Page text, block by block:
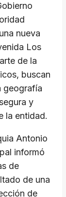
nueva
Los
de la
buscan
geografía
y
la entidad.
Antonio
informó
de
de una
de